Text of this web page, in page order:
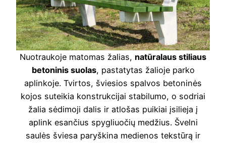
Nuotraukoje matomas žalias, natūralaus stiliaus
betoninis suolas, pastatytas žalioje parko
aplinkoje. Tvirtos, šviesios spalvos betoninės
kojos suteikia konstrukcijai stabilumo, o sodriai
žalia sėdimoji dalis ir atlošas puikiai įsilieja į
aplink esančius spygliuočių medžius. Švelni
saulės šviesa paryškina medienos tekstūrą ir